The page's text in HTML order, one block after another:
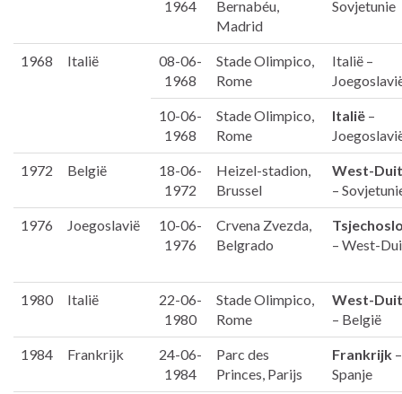
1964
Bernabéu,
Madrid
Sovjetunie
1968 Italië
08-06-
1968
Stade Olimpico,
Rome
Italië –
10-06-
1968
Stade Olimpico,
Rome
Italië –
1972 België
18-06-
1972
Heizel-stadion,
Brussel
West-
–
1976 Joegoslavië
10-06-
1976
Crvena Zvezda,
Belgrado
– West-
1980 Italië
22-06-
1980
Stade Olimpico,
Rome
West-
– België
1984 Frankrijk
24-06-
1984
Parc des
Princes, Parijs
Frankrijk –
Spanje